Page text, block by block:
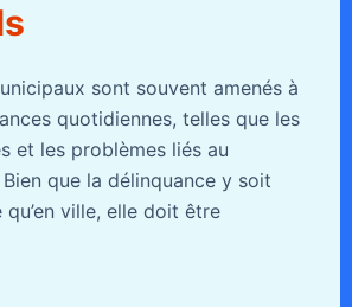
sont souvent amenés à
quotidiennes, telles que les
et les problèmes liés au
que la délinquance y soit
ville, elle doit être